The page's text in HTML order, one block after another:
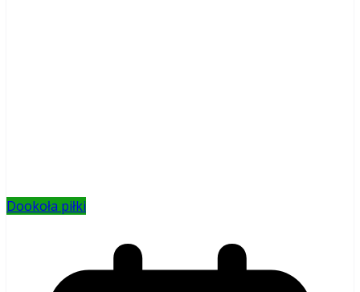
Dookoła piłki